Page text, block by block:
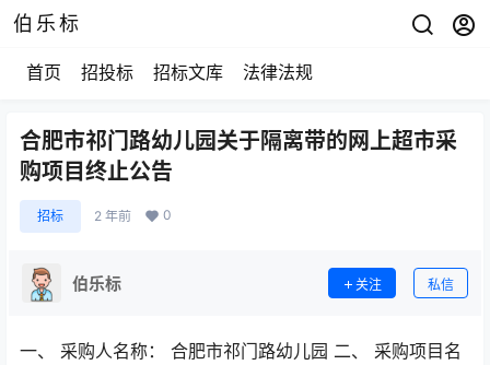
伯乐标
首页 招投标 招标文库 法律法规
合肥市祁门路幼儿园关于隔离带的网上超市采
购项目终止公告
招标 2 年前 0
伯乐标 关注 私信
一、 采购人名称： 合肥市祁门路幼儿园 二、 采购项目名